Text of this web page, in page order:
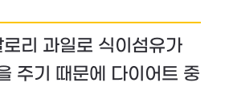
리 과일로 식이섬유가
주기 때문에 다이어트 중